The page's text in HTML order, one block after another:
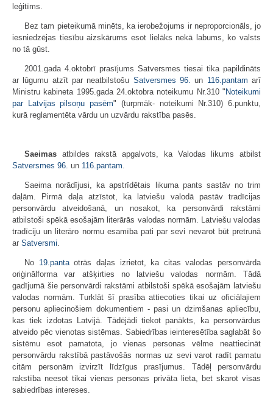
leģitīms.
Bez tam pieteikumā minēts, ka ierobežojums ir neproporcionāls, jo
iesniedzējas tiesību aizskārums esot lielāks nekā labums, ko valsts
no tā gūst.
2001.gada 4.oktobrī prasījums Satversmes tiesai tika papildināts
ar lūgumu atzīt par neatbilstošu Satversmes 96.un 116.pantam arī
Ministru kabineta 1995.gada 24.oktobra noteikumu Nr.310 " Noteikumi
par Latvijas pilsoņu pasēm" (turpmāk- noteikumi Nr.310) 6.punktu,
kurā reglamentēta vārdu un uzvārdu rakstība pasēs.
Saeimas atbildes rakstā apgalvots, ka Valodas likums atbilst
Satversmes 96. un 116.pantam.
Saeima norādījusi, ka apstrīdētais likuma pants sastāv no trim
daļām. Pirmā daļa atzīstot, ka latviešu valodā pastāv tradīcijas
personvārdu atveidošanā, un nosakot, ka personvārdi rakstāmi
atbilstoši spēkā esošajām literārās valodas normām. Latviešu valodas
tradīciju un literāro normu esamība pati par sevi nevarot būt pretrunā
ar Satversmi.
No 19.pantaotrās daļas izrietot, ka citas valodas personvārda
oriģinālforma var atšķirties no latviešu valodas normām. Tādā
gadījumā šie personvārdi rakstāmi atbilstoši spēkā esošajām latviešu
valodas normām. Turklāt šī prasība attiecoties tikai uz oficiālajiem
personu apliecinošiem dokumentiem - pasi un dzimšanas apliecību,
kas tiek izdotas Latvijā. Tādējādi tiekot panākts, ka personvārdus
atveido pēc vienotas sistēmas. Sabiedrības ieinteresētība saglabāt šo
sistēmu esot pamatota, jo vienas personas vēlme neattiecināt
personvārdu rakstībā pastāvošās normas uz sevi varot radīt pamatu
citām personām izvirzīt līdzīgus prasījumus. Tādēļ personvārdu
rakstība neesot tikai vienas personas privāta lieta, bet skarot visas
sabiedrības intereses.